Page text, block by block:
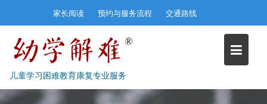
家长阅读 预约与服务流程 交通路线
儿童学习困难教育康复专业服务